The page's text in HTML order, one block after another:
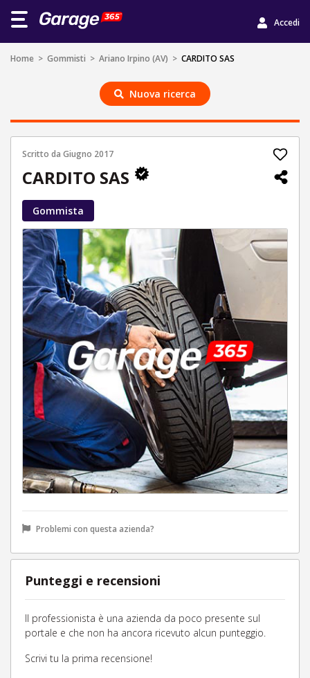
Accedi
Home > Gommisti > Ariano Irpino (AV) > CARDITO SAS
Nuova ricerca
Scritto da Giugno 2017
CARDITO SAS
Gommista
Problemi con questa azienda?
Punteggi e recensioni
Il professionista è una azienda da poco presente sul
portale e che non ha ancora ricevuto alcun punteggio.
Scrivi tu la prima recensione!